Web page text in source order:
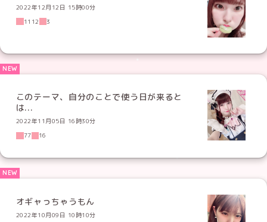
2022年12月12日 15時00分
1112
3
このテーマ、自分のことで使う日が来ると
は...
2022年11月05日 16時30分
77
16
オギャっちゃうもん
2022年10月09日 10時10分